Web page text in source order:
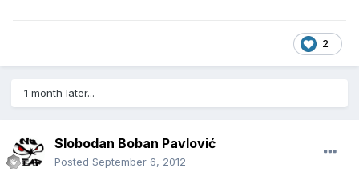
2
1 month later...
Slobodan Boban Pavlović
Posted September 6, 2012